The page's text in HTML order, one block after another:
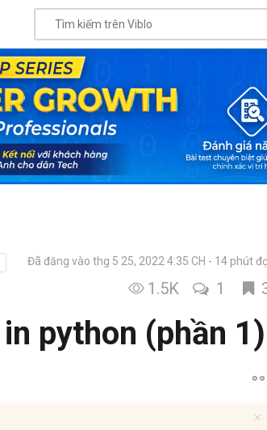
Đã đăng vào thg 5 25, 2022 4:35 CH 14 phút
1.5K 1
python (phần 1)